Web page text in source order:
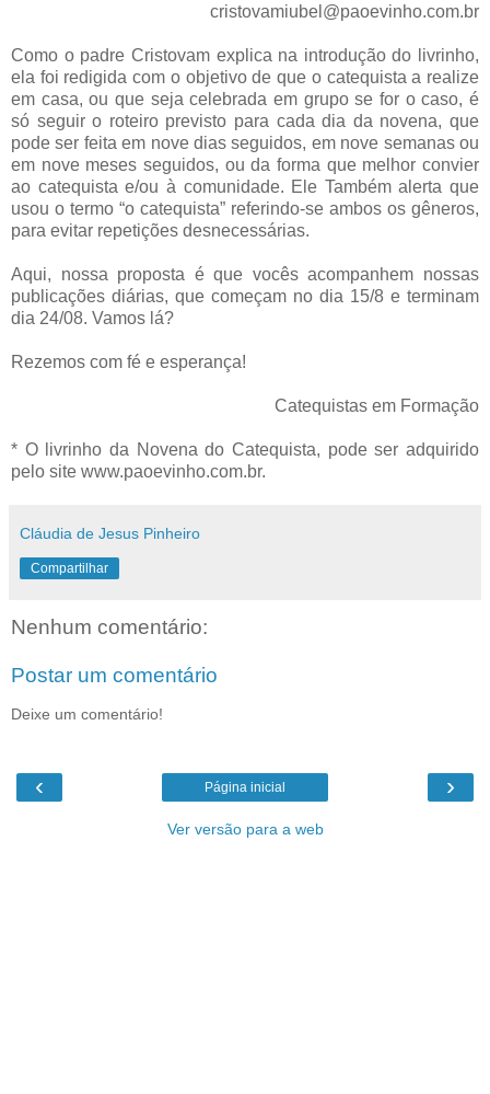
cristovamiubel@paoevinho.com.br
Como o padre Cristovam explica na introdução do livrinho,
ela foi redigida com o objetivo de que o catequista a realize
em casa, ou que seja celebrada em grupo se for o caso, é
só seguir o roteiro previsto para cada dia da novena, que
pode ser feita em nove dias seguidos, em nove semanas ou
em nove meses seguidos, ou da forma que melhor convier
ao catequista e/ou à comunidade. Ele Também alerta que
usou o termo “o catequista” referindo-se ambos os gêneros,
para evitar repetições desnecessárias.
Aqui, nossa proposta é que vocês acompanhem nossas
publicações diárias, que começam no dia 15/8 e terminam
dia 24/08. Vamos lá?
Rezemos com fé e esperança!
Catequistas em Formação
* O livrinho da Novena do Catequista, pode ser adquirido
pelo site www.paoevinho.com.br.
Cláudia de Jesus Pinheiro
Compartilhar
Nenhum comentário:
Postar um comentário
Deixe um comentário!
‹ ›
Página inicial
Ver versão para a web